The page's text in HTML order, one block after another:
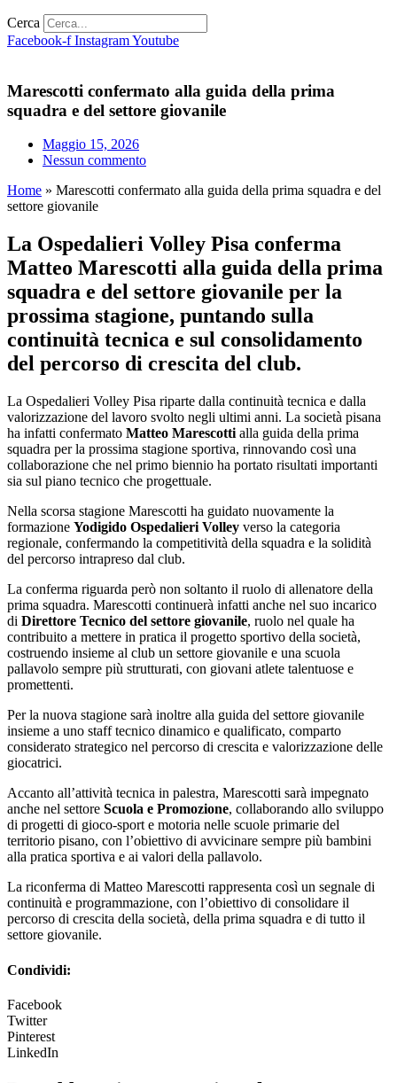
Cerca
Facebook-f InstagramYoutube
Marescotti confermato alla guida della prima
squadra e del settore giovanile
Maggio 15, 2026
Nessun commento
Home » Marescotti confermato alla guida della prima squadra e del
settore giovanile
La Ospedalieri Volley Pisa conferma
Matteo Marescotti alla guida della prima
squadra e del settore giovanile per la
prossima stagione, puntando sulla
continuità tecnica e sul consolidamento
del percorso di crescita del club.
La Ospedalieri Volley Pisa riparte dalla continuità tecnica e dalla
valorizzazione del lavoro svolto negli ultimi anni. La società pisana
ha infatti confermato Matteo Marescotti alla guida della prima
squadra per la prossima stagione sportiva, rinnovando così una
collaborazione che nel primo biennio ha portato risultati importanti
sia sul piano tecnico che progettuale.
Nella scorsa stagione Marescotti ha guidato nuovamente la
formazione Yodigido Ospedalieri Volley verso la categoria
regionale, confermando la competitività della squadra e la solidità
del percorso intrapreso dal club.
La conferma riguarda però non soltanto il ruolo di allenatore della
prima squadra. Marescotti continuerà infatti anche nel suo incarico
di Direttore Tecnico del settore giovanile, ruolo nel quale ha
contribuito a mettere in pratica il progetto sportivo della società,
costruendo insieme al club un settore giovanile e una scuola
pallavolo sempre più strutturati, con giovani atlete talentuose e
promettenti.
Per la nuova stagione sarà inoltre alla guida del settore giovanile
insieme a uno staff tecnico dinamico e qualificato, comparto
considerato strategico nel percorso di crescita e valorizzazione delle
giocatrici.
Accanto all’attività tecnica in palestra, Marescotti sarà impegnato
anche nel settore Scuola e Promozione, collaborando allo sviluppo
di progetti di gioco-sport e motoria nelle scuole primarie del
territorio pisano, con l’obiettivo di avvicinare sempre più bambini
alla pratica sportiva e ai valori della pallavolo.
La riconferma di Matteo Marescotti rappresenta così un segnale di
continuità e programmazione, con l’obiettivo di consolidare il
percorso di crescita della società, della prima squadra e di tutto il
settore giovanile.
Condividi:
Facebook
Twitter
Pinterest
LinkedIn